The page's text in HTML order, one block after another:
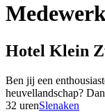
Hotel Klein
Ben jij een
heuvellandschap?
32 urenSlenaken